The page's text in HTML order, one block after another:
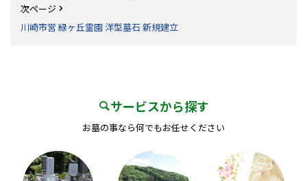
次ページ
川崎市営 緑ヶ丘霊園 洋型墓石 新規建立
サービスから探す
お墓の事なら何でもお任せください